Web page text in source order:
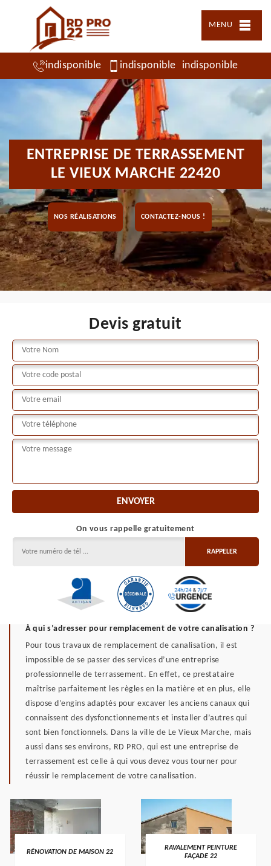
MENU
indisponible indisponible indisponible
ENTREPRISE DE TERRASSEMENT
LE VIEUX MARCHE 22420
NOS RÉALISATIONS CONTACTEZ-NOUS !
Devis gratuit
On vous rappelle gratuitement
À qui s’adresser pour remplacement de votre canalisation ?
Pour tous travaux de remplacement de canalisation, il est
impossible de se passer des services d’une entreprise
professionnelle de terrassement. En effet, ce prestataire
maîtrise parfaitement les règles en la matière et en plus, elle
dispose d’engins adaptés pour excaver les anciens canaux qui
connaissent des dysfonctionnements et installer d’autres qui
sont bien fonctionnels. Dans la ville de Le Vieux Marche, mais
aussi dans ses environs, RD PRO, qui est une entreprise de
terrassement est celle à qui vous devez vous tourner pour
réussir le remplacement de votre canalisation.
RÉNOVATION DE MAISON 22
RAVALEMENT PEINTURE
FAÇADE 22